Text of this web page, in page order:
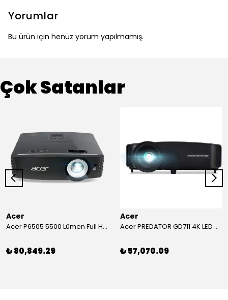
Yorumlar
Bu ürün için henüz yorum yapılmamış.
Çok Satanlar
Acer
Acer P6505 5500 Lümen Full HD Toplantı Odası Projeksiyonu
₺ 80,849.29
Acer
Acer PREDATOR GD711 4K LED Projeksiyon
₺ 57,070.09